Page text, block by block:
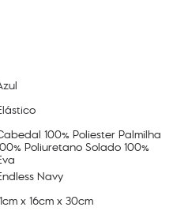
100% Poliester Palmilha
Poliuretano Solado 100%
Navy
cm x16cm x30cm